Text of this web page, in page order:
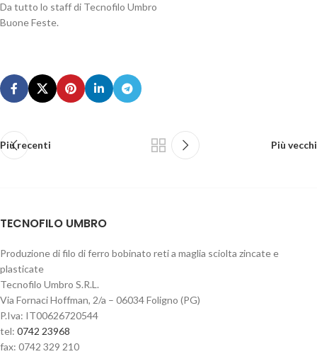
Da tutto lo staff di Tecnofilo Umbro
Buone Feste.
Più recenti Più vecchi
TECNOFILO UMBRO
Produzione di filo di ferro bobinato reti a maglia sciolta zincate e
plasticate
Tecnofilo Umbro S.R.L.
Via Fornaci Hoffman, 2/a – 06034 Foligno (PG)
P.Iva: IT00626720544
tel: 0742 23968
fax: 0742 329 210